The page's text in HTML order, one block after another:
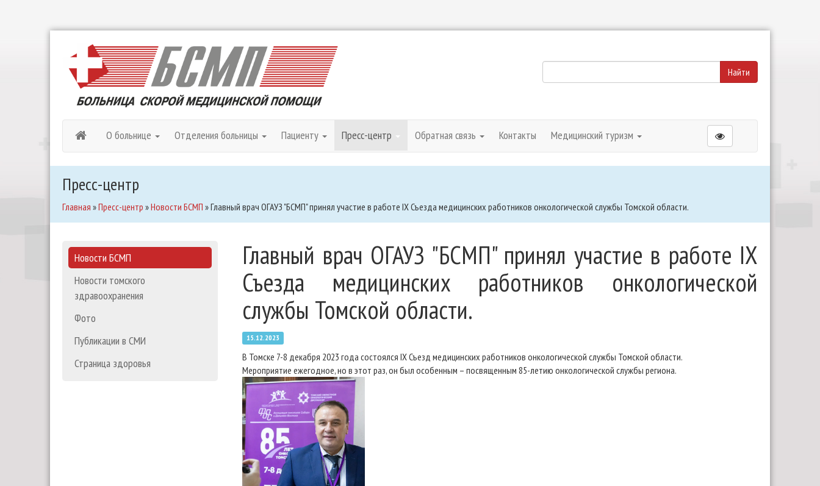
О больнице Отделения больницы Пациенту Пресс-центр Обратная связь Контакты Медицинский туризм
Пресс-центр
Главная »Пресс-центр »Новости БСМП »Главный врач ОГАУЗ "БСМП" принял участие в работе IX Съезда медицинских работников онкологической службы Томской области.
Главный врач ОГАУЗ "БСМП" принял участие в работе IX
Съезда медицинских работников онкологической
службы Томской области.
15.12.2023
В Томске 7-8 декабря 2023 года состоялся IX Съезд медицинских работников онкологической службы Томской области.
Мероприятие ежегодное, но в этот раз, он был особенным – посвященным 85-летию онкологической службы региона.
Новости БСМП
Новости томского
здравоохранения
Фото
Публикации в СМИ
Страница здоровья